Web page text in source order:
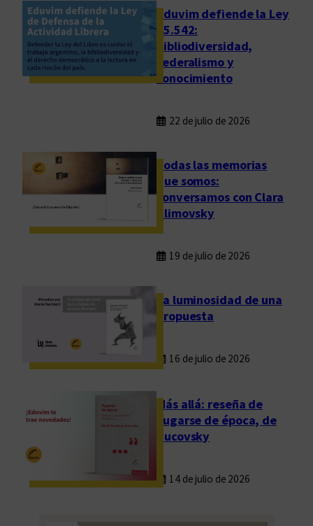
e
n
t
a
m
l
e
l
e
b
Eduvim defiende la Ley
25.542:
bibliodiversidad,
federalismo y
conocimiento
22 de julio de 2026
Todas las memorias
que somos:
conversamos con Clara
Klimovsky
19 de julio de 2026
La luminosidad de una
propuesta
16 de julio de 2026
Más allá: reseña de
Fugarse de época, de
Rucovsky
14 de julio de 2026